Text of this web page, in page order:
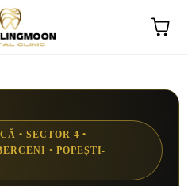
• SECTOR 4 •
• POPEȘTI-